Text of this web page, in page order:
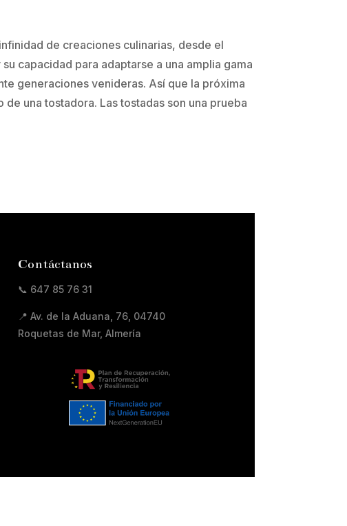
de creaciones culinarias, desde el
capacidad para adaptarse a una amplia gama
generaciones venideras. Así que la próxima
una tostadora. Las tostadas son una prueba
Contáctanos
📞 647 85 76 31
📍 Av. de la Aduana, 76, 04740
Roquetas de Mar, Almería